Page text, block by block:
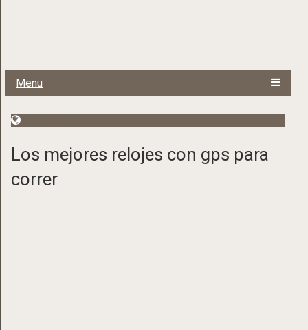
Menu
Los mejores relojes con gps para
correr